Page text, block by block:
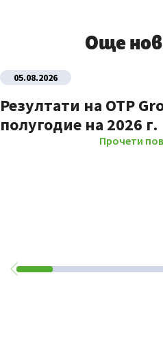
Още
05.08.2026
Резултати на OTP
полугодие на 2026 г.
Прочети